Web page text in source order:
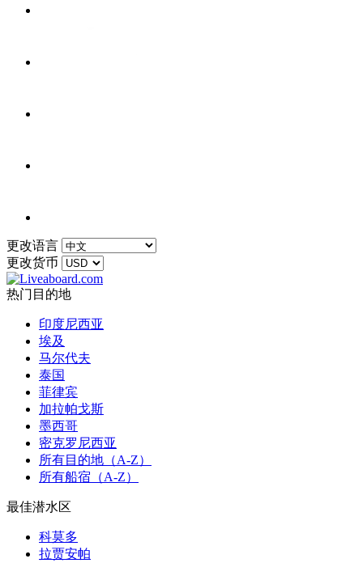
更改语言
更改货币
热门目的地
印度尼西亚
埃及
马尔代夫
泰国
菲律宾
加拉帕戈斯
墨西哥
密克罗尼西亚
所有目的地（A-Z）
所有船宿（A-Z）
最佳潜水区
科莫多
拉贾安帕